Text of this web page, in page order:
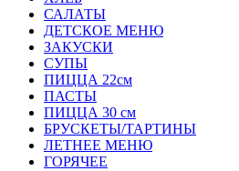
САЛАТЫ
ДЕТСКОЕ МЕНЮ
ЗАКУСКИ
СУПЫ
ПИЦЦА 22см
ПАСТЫ
ПИЦЦА 30 см
БРУСКЕТЫ/ТАРТИНЫ
ЛЕТНЕЕ МЕНЮ
ГОРЯЧЕЕ